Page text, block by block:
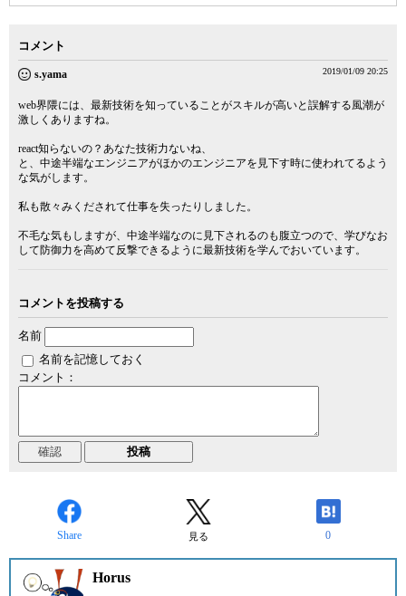
コメント
s.yama 2019/01/09 20:25
web界隈には、最新技術を知っていることがスキルが高いと誤解する風潮が
激しくありますね。
react知らないの？あなた技術力ないね、
と、中途半端なエンジニアがほかのエンジニアを見下す時に使われてるよう
な気がします。
私も散々みくだされて仕事を失ったりしました。
不毛な気もしますが、中途半端なのに見下されるのも腹立つので、学びなお
して防御力を高めて反撃できるように最新技術を学んでおいています。
コメントを投稿する
名前
名前を記憶しておく
コメント：
Share 見る 0
Horus